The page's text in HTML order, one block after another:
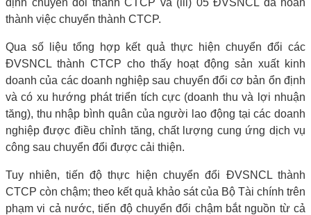
thành việc chuyển thành CTCP.
Qua số liệu tổng hợp kết quả thực hiện chuyển đổi các
ĐVSNCL thành CTCP cho thấy hoạt động sản xuất kinh
doanh của các doanh nghiệp sau chuyển đổi cơ bản ổn định
và có xu hướng phát triển tích cực (doanh thu và lợi nhuận
tăng), thu nhập bình quân của người lao động tại các doanh
nghiệp được điều chỉnh tăng, chất lượng cung ứng dịch vụ
công sau chuyển đổi được cải thiện.
Tuy nhiên, tiến độ thực hiện chuyển đổi ĐVSNCL thành
CTCP còn chậm; theo kết quả khảo sát của Bộ Tài chính trên
phạm vi cả nước, tiến độ chuyển đổi chậm bắt nguồn từ cả